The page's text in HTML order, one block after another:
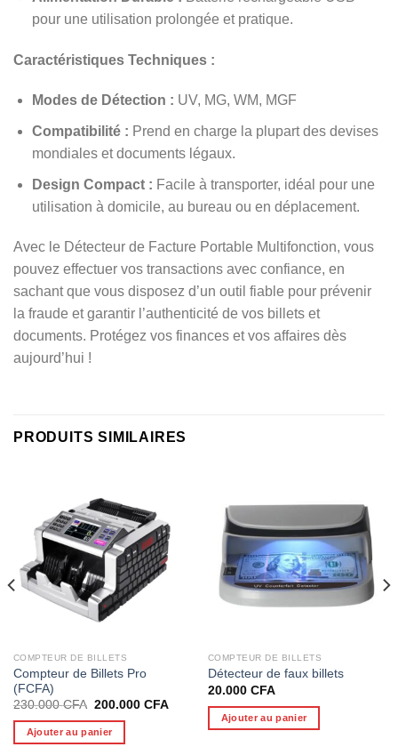
pour une utilisation prolongée et pratique.
Caractéristiques Techniques :
Modes de Détection : UV, MG, WM, MGF
Compatibilité : Prend en charge la plupart des devises
mondiales et documents légaux.
Design Compact : Facile à transporter, idéal pour une
utilisation à domicile, au bureau ou en déplacement.
Avec le Détecteur de Facture Portable Multifonction, vous
pouvez effectuer vos transactions avec confiance, en
sachant que vous disposez d’un outil fiable pour prévenir
la fraude et garantir l’authenticité de vos billets et
documents. Protégez vos finances et vos affaires dès
aujourd’hui !
PRODUITS SIMILAIRES
COMPTEUR DE BILLETS
Compteur de Billets Pro
(FCFA)
230.000CFA Le
initial
était :
200.000 CFALe
Ajouter au panier
COMPTEUR DE BILLETS
Détecteur de faux billets
20.000 CFA
Ajouter au panier